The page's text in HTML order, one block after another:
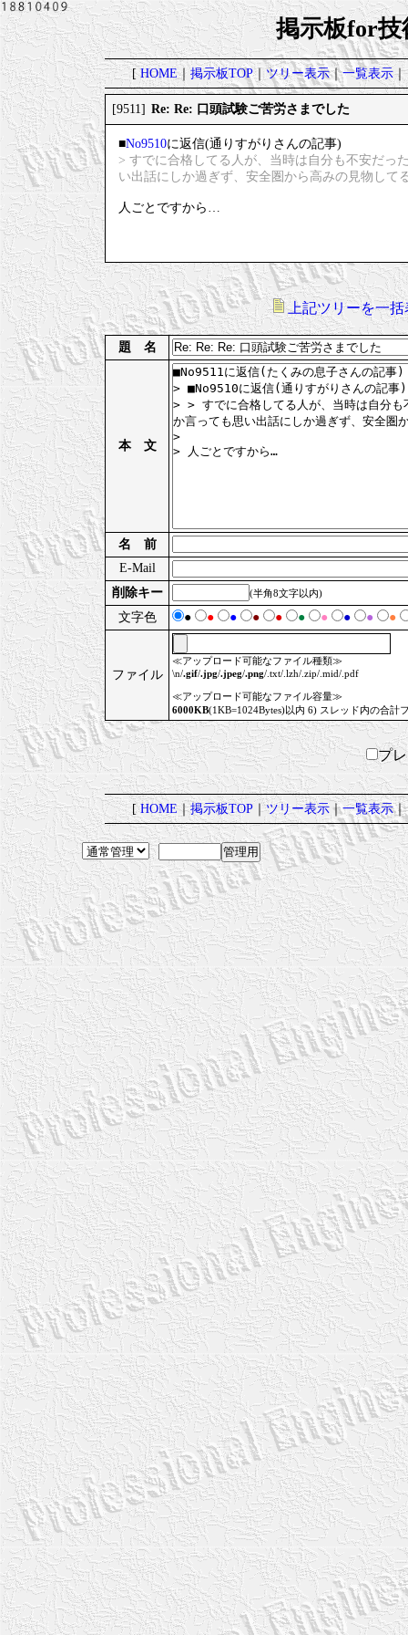
掲示板for技
[HOME｜掲示板TOP｜ツリー表示｜一覧表示｜
[9511] Re: Re: 口頭試験ご苦労さまでした
■No9510に返信(通りすがりさんの記事)
> すでに合格してる人が、当時は自分も不安だっ
い出話にしか過ぎず、安全圏から高みの見物して
人ごとですから…
上記ツリーを一括
題 名
本 文
名 前
E-Mail
削除キー
(半角8文字以内)
文字色 ● ● ● ● ● ● ● ● ● ●
ファイル
≪アップロード可能なファイル種類≫
\n/.gif/.jpg/.jpeg/.png/.txt/.lzh/.zip/.mid/.pdf
≪アップロード可能なファイル容量≫
6000KB(1KB=1024Bytes)以内 6) スレッド内の合計
プ
[HOME｜掲示板TOP｜ツリー表示｜一覧表示｜